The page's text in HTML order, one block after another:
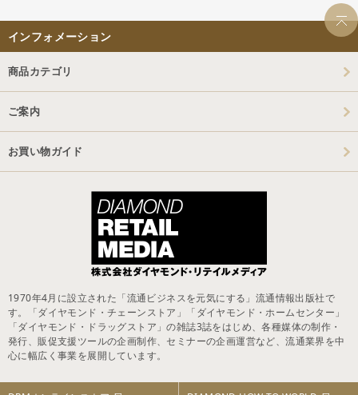
インフォメーション
商品カテゴリ
ご案内
お買い物ガイド
1970年4月に設立された「流通ビジネスを元気にする」流通情報出版社で
す。「ダイヤモンド・チェーンストア」「ダイヤモンド・ホームセンター」
「ダイヤモンド・ドラッグストア」の雑誌3誌をはじめ、各種媒体の制作・
発行、販促支援ツールの企画制作、セミナーの企画運営など、流通業界を中
心に幅広く事業を展開しています。